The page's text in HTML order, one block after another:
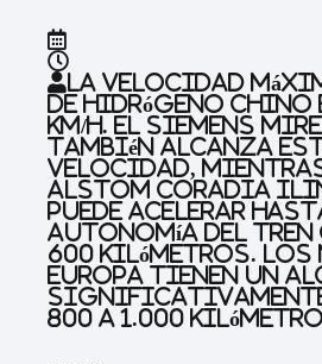
La velocidad
de hidrógeno chino
km/h. El Siemens
también alcanza
velocidad, mientras
Alstom Coradia
puede acelerar hasta
autonomía del tren
600 kilómetros. Los
Europa tienen un
significativamente
800 a 1.000